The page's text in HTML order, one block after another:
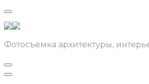
Фотосъемка архитектуры,